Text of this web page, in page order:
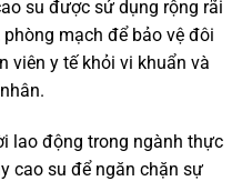
su được sử dụng rộng rãi
mạch để bảo vệ đôi
viên y tế khỏi vi khuẩn và
lao động trong ngành thực
cao su để ngăn chặn sự